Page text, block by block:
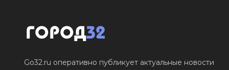
Go32.ru оперативно публикует актуальные новости